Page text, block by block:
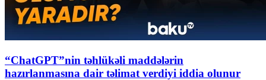
“ChatGPT”nin təhlükəli maddələrin
hazırlanmasına dair təlimat verdiyi iddia olunur